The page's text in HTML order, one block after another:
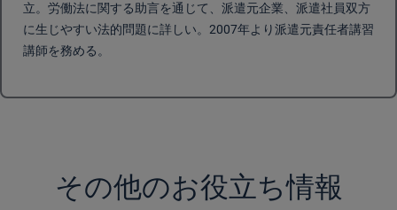
立。労働法に関する助言を通じて、派遣元企業、派遣社員双方
に生じやすい法的問題に詳しい。2007年より派遣元責任者講習
講師を務める。
その他のお役立ち情報